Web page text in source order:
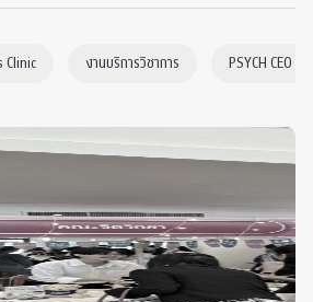
Clinic งานบริการวิชาการ PSYCH CEO